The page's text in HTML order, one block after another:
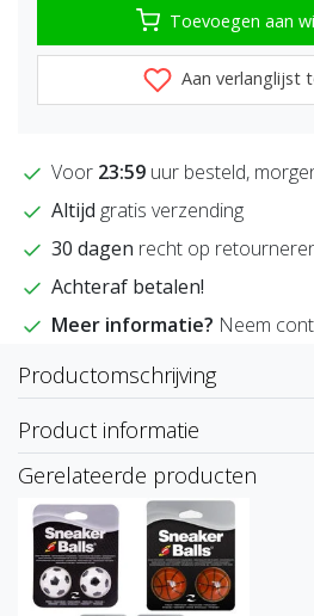
Toevoegen aan
Aan verlanglijst
Voor 23:59 uur besteld,
Altijd gratis verzending
30 dagen recht op
Achteraf betalen!
Meer informatie? Neem
Productomschrijving
Product informatie
Gerelateerde producten